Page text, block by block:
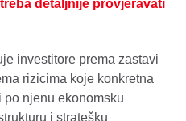
detaljnije provjeravati
investitore prema zastavi
rizicima koje konkretna
njenu ekonomsku
i stratešku